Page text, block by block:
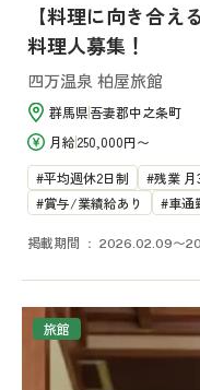
【料理に向き合
料理人募集！
四万温泉 柏屋旅館
群馬県吾妻郡中之条町
月給250,000円〜
平均週休2日制
残業
賞与/業績給あり
車通
掲載期間 2026.02.09〜
旅館